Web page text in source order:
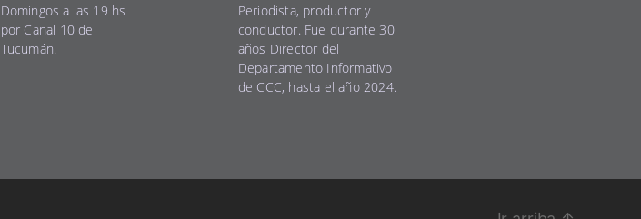
Domingos a las 19 hs
por Canal 10 de
Tucumán.
Periodista, productor y
conductor. Fue durante 30
años Director del
Departamento Informativo
de CCC, hasta el año 2024.